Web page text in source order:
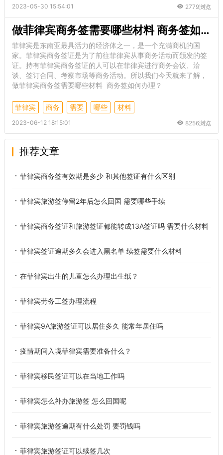
2023-05-30 15:54:01 2779浏览
做菲律宾商务签需要哪些材料 商务签如何办理
菲律宾是东南亚最具活力的经济体之一，是一个充满商机的国
家。菲律宾商务签证是为了前往菲律宾从事商务活动而颁发的签
证。持有菲律宾商务签证的人可以在菲律宾进行商务会议、洽
谈、签订合同、考察市场等商务活动。所以我们今天就来了解，
做菲律宾商务签需要哪些材料 商务签如何办理？
菲律宾 商务 需要 哪些 材料
2023-06-12 18:15:01 8256浏览
推荐文章
菲律宾商务签有效期是多少 和其他签证有什么区别
菲律宾旅游签停留2年后怎么回国 需要哪些手续
菲律宾商务签证和旅游签证都能转成13A签证吗 需要什么材料
菲律宾签证逾期多久会进入黑名单 续签需要什么材料
在菲律宾出生的儿童怎么办理出生纸？
菲律宾劳务工签办理流程
菲律宾9A旅游签证可以居住多久 能常年居住吗
疫情期间入境菲律宾需要准备什么？
菲律宾移民签证可以在当地工作吗
菲律宾怎么补办旅游签 怎么回国呢
菲律宾旅游签逾期有什么处罚 要罚钱吗
菲律宾旅游签证可以续签几次